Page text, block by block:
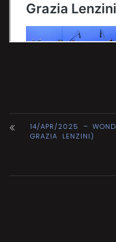
14/APR/2025 –
GRAZIA LENZINI)